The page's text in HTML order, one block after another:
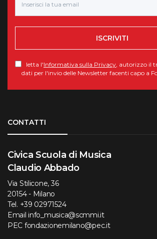
ISCRIVITI
letta l'Informativa sulla Privacy , autorizzo il
dati per l'invio delle Newsletter facenti capo a
CONTATTI
Civica Scuola di Musica
Claudio Abbado
Via Stilicone, 36
20154 - Milano
Tel. +39 02971524
Email info_musica@scmmi.it
PEC fondazionemilano@pec.it